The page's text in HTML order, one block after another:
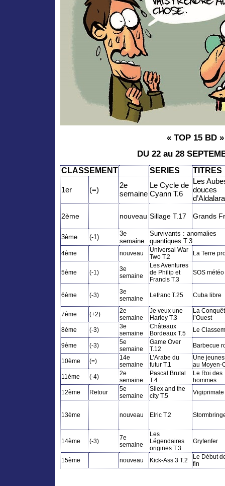
« TOP 15 BD
DU 22 au 28
CLASSEMENT SERIES TITRES
1er (=)
2e
semaine
Le Cycle de
Cyann T.6
Les
douces
2ème nouveau Sillage T.17 Grands
3ème (-1)
3e
semaine
Survivants : anomalies
quantiques T.3
4ème nouveau
Universal War
Two T.2
La Terre
5ème (-1)
3e
semaine
Les Aventures
de Philip et
Francis T.3
SOS météo
6ème (-3)
3e
semaine
Lefranc T.25 Cuba libre
7ème (+2)
2e
semaine
Je veux une
Harley T.3
La
l’Ouest
8ème
(-3)
3e
semaine
Châteaux
Bordeaux T.5
Le
9ème (-3)
5e
semaine
Game Over
T.12
Barbecue
10ème (=)
14e
semaine
L’Arabe du
futur T.1
Une
au Moyen-
11ème
(-4)
2e
semaine
Pascal Brutal
T.4
Le Roi des
hommes
12ème
Retour
5e
semaine
Silex and the
city T.5
Vigiprimate
13ème nouveau Elric T.2
14ème (-3)
7e
semaine
Les
Légendaires
origines T.3
Gryfenfer
15ème nouveau Kick-Ass 3 T.2
Le Début
fin